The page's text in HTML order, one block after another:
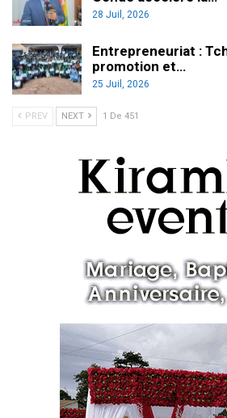
28 Juil, 2026
Entrepreneuriat :
promotion et…
25 Juil, 2026
PREV NEXT 1 De 451